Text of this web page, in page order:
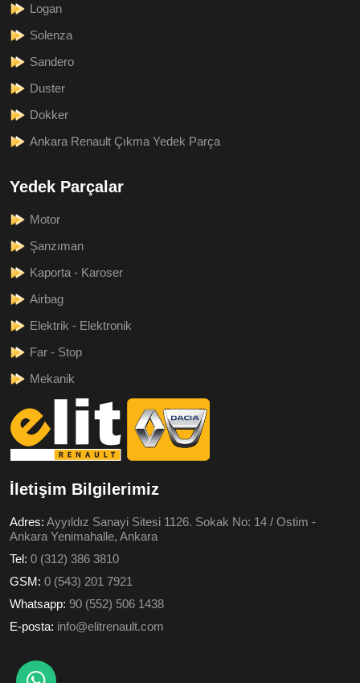
Logan
Solenza
Sandero
Duster
Dokker
Ankara Renault Çıkma Yedek Parça
Yedek Parçalar
Motor
Şanzıman
Kaporta - Karoser
Airbag
Elektrik - Elektronik
Far - Stop
Mekanik
İletişim Bilgilerimiz
Adres: Ayyıldız Sanayi Sitesi 1126. Sokak No: 14 / Ostim -
Ankara Yenimahalle, Ankara
Tel: 0 (312) 386 3810
GSM: 0 (543) 201 7921
Whatsapp: 90 (552) 506 1438
E-posta: info@elitrenault.com